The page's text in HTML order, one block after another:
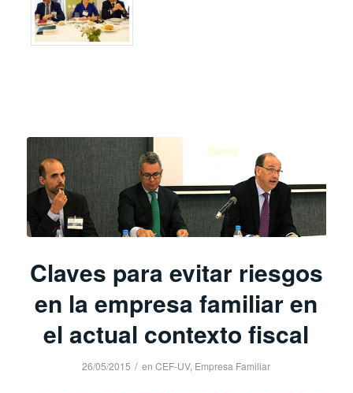
Claves para evitar riesgos
en la empresa familiar en
el actual contexto fiscal
26/05/2015 / enCEF-UV, Empresa Familiar